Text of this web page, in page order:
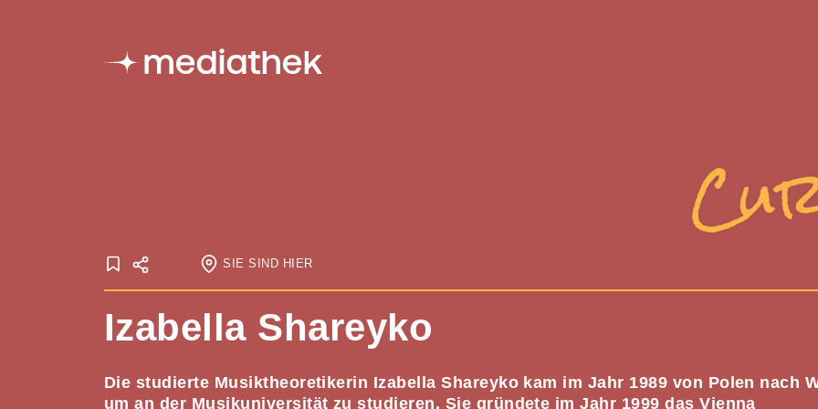
SIE SIND HIER
Startseite Onlineausstellungen Meine Mediathek - Curated by
Izabella Shareyko
Die studierte Musiktheoretikerin Izabella Shareyko kam im Jahr 1989 von Polen nach
um an der Musikuniversität zu studieren. Sie gründete im Jahr 1999 das Vienna